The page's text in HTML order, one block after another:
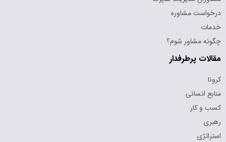
درخواست مشاوره
خدمات
چگونه مشاور شوم؟
مقالات پرطرفدار
کرونا
منابع انسانی
کسب و کار
رهبری
استراتژی